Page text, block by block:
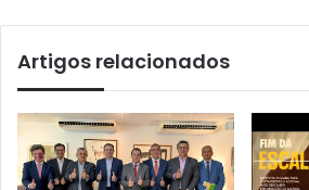
Artigos relacionados